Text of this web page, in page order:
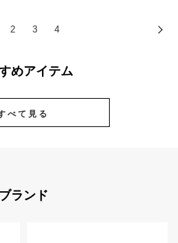
2 3 4
めアイテム
べて見る
ブランド